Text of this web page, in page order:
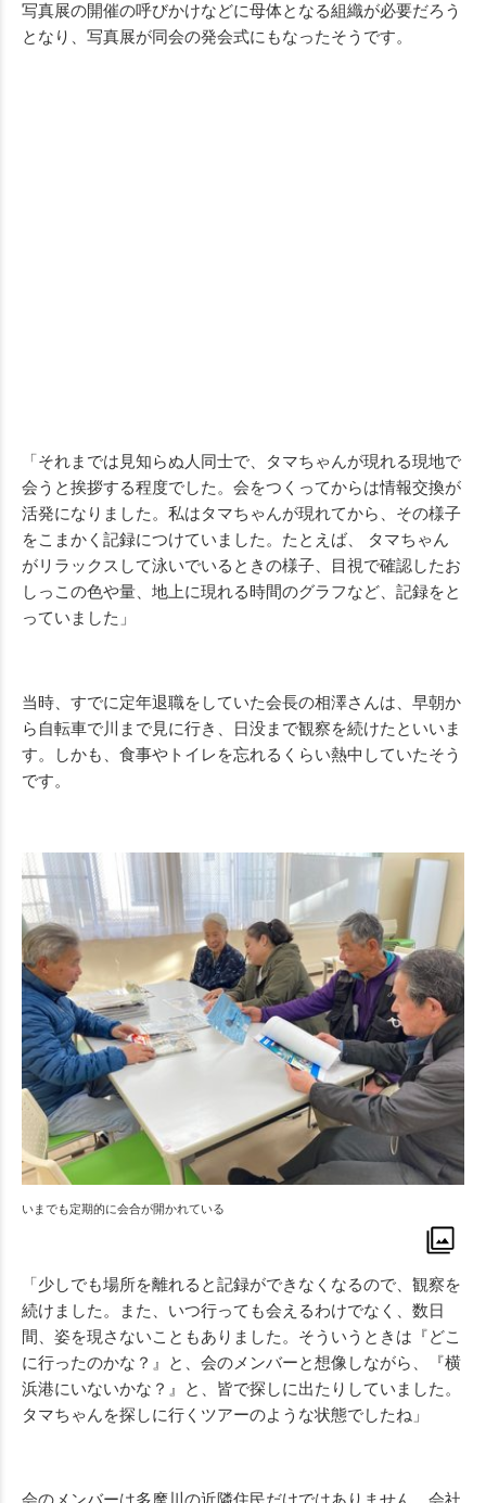
写真展の開催の呼びかけなどに母体となる組織が必要だろう
となり、写真展が同会の発会式にもなったそうです。
「それまでは見知らぬ人同士で、タマちゃんが現れる現地で
会うと挨拶する程度でした。会をつくってからは情報交換が
活発になりました。私はタマちゃんが現れてから、その様子
をこまかく記録につけていました。たとえば、 タマちゃん
がリラックスして泳いでいるときの様子、目視で確認したお
しっこの色や量、地上に現れる時間のグラフなど、記録をと
っていました」
当時、すでに定年退職をしていた会長の相澤さんは、早朝か
ら自転車で川まで見に行き、日没まで観察を続けたといいま
す。しかも、食事やトイレを忘れるくらい熱中していたそう
です。
いまでも定期的に会合が開かれている
「少しでも場所を離れると記録ができなくなるので、観察を
続けました。また、いつ行っても会えるわけでなく、数日
間、姿を現さないこともありました。そういうときは『どこ
に行ったのかな？』と、会のメンバーと想像しながら、『横
浜港にいないかな？』と、皆で探しに出たりしていました。
タマちゃんを探しに行くツアーのような状態でしたね」
会のメンバーは多摩川の近隣住民だけではありません。会社